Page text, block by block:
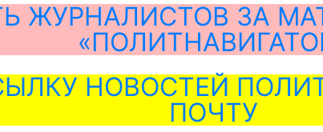
ЖУРНАЛИСТОВ ЗА
НОВОСТЕЙ
ПОЧТУ